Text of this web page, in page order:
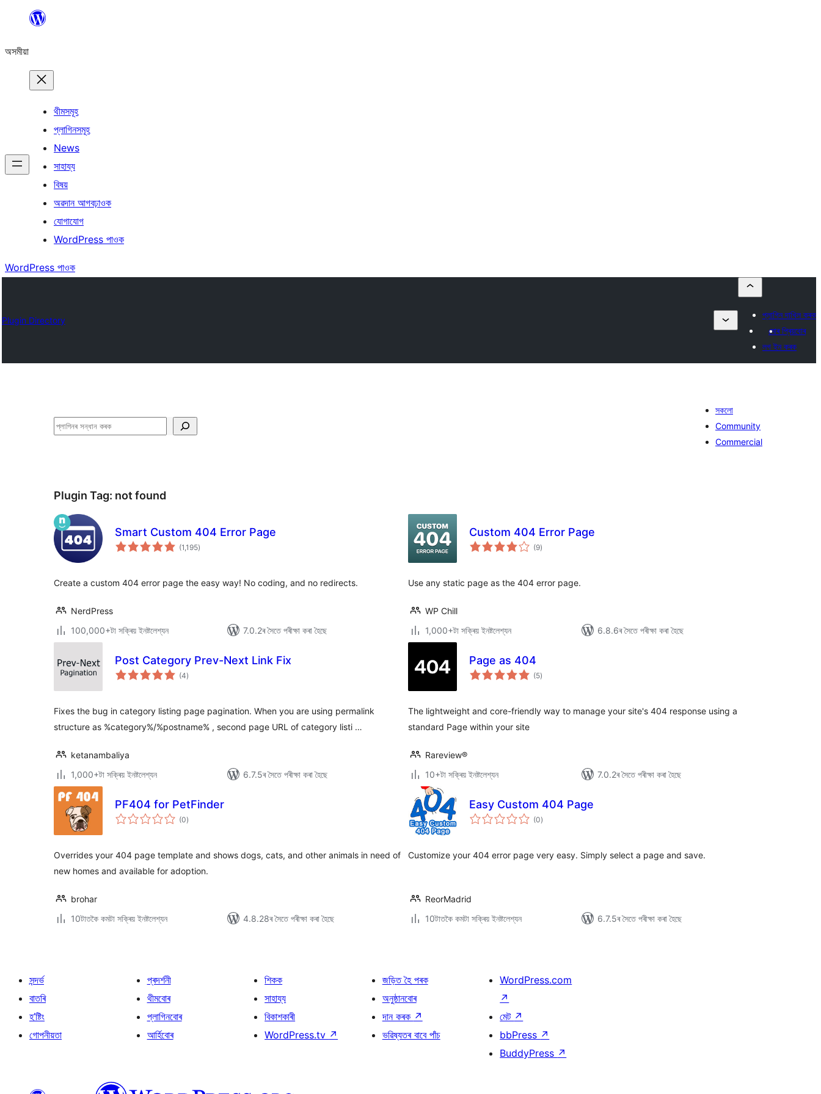
বিষয়বস্তুলৈ
অসমীয়া
থীমসমূহ
প্লাগিনসমূহ
News
সাহায্য
বিষয়
অৱদান আগবঢ়াওক
যোগাযোগ
WordPress পাওক
WordPress পাওক
Plugin Directory
প্লাগিন দাখিল কৰক
মোৰ প্ৰিয়বোৰ
লগ ইন কৰক
সন্ধান
সকলো
Community
Commercial
Plugin Tag: not found
Smart Custom 404 Error Page
(1,195টা
মুঠ)
Create a custom 404 error page the easy way! No coding, and no redirects.
NerdPress
100,000+টা সক্ৰিয় ইনষ্টলেশ্যন
7.0.2ৰ সৈতে পৰীক্ষা কৰা হৈছে
Custom 404 Error Page
(9টা
মুঠ)
Use any static page as the 404 error page.
WP Chill
1,000+টা সক্ৰিয় ইনষ্টলেশ্যন
6.8.6ৰ সৈতে পৰীক্ষা কৰা হৈছে
Post Category Prev-Next Link Fix
(4টা
মুঠ)
Fixes the bug in category listing page pagination. When you are using permalink
structure as %category%/%postname% , second page URL of category listi …
ketanambaliya
1,000+টা সক্ৰিয় ইনষ্টলেশ্যন
6.7.5ৰ সৈতে পৰীক্ষা কৰা হৈছে
Page as 404
(5টা
মুঠ)
The lightweight and core-friendly way to manage your site's 404 response using a
standard Page within your site
Rareview®
10+টা সক্ৰিয় ইনষ্টলেশ্যন
7.0.2ৰ সৈতে পৰীক্ষা কৰা হৈছে
PF404 for PetFinder
(0টা
মুঠ)
Overrides your 404 page template and shows dogs, cats, and other animals in need of
new homes and available for adoption.
brohar
10টাতকৈ কমটা সক্ৰিয় ইনষ্টলেশ্যন
4.8.28ৰ সৈতে পৰীক্ষা কৰা হৈছে
Easy Custom 404 Page
(0টা
মুঠ)
Customize your 404 error page very easy. Simply select a page and save.
ReorMadrid
10টাতকৈ কমটা সক্ৰিয় ইনষ্টলেশ্যন
6.7.5ৰ সৈতে পৰীক্ষা কৰা হৈছে
সন্দৰ্ভ
বাতৰি
হ’ষ্টিং
গোপনীয়তা
প্ৰদৰ্শনী
থীমবোৰ
প্লাগিনবোৰ
আৰ্হিবোৰ
শিকক
সাহায্য
বিকাশকাৰী
WordPress.tv ↗
জড়িত হৈ পৰক
অনুষ্ঠানবোৰ
দান কৰক ↗
ভৱিষ্যতৰ বাবে পাঁচ
WordPress.com
↗
মেট ↗
bbPress ↗
BuddyPress ↗